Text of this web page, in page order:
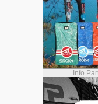
Info